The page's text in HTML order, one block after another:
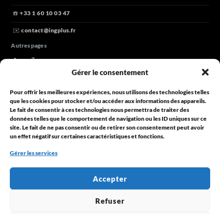
Gérer le consentement
Pour offrir les meilleures expériences, nous utilisons des technologies telles
que les cookies pour stocker et/ou accéder aux informations des appareils.
Le fait de consentir à ces technologies nous permettra de traiter des
données telles que le comportement de navigation ou les ID uniques sur ce
site. Le fait de ne pas consentir ou de retirer son consentement peut avoir
un effet négatif sur certaines caractéristiques et fonctions.
Gérer les services
Accepter
Refuser
☎️+33 1 60 10 03 47
✉️contact@ingplus.fr
Autres pages
Accueil
Parlons de votre projet
Blog
Horaires
de 9h30 à 18h00
Une question ?
© 2025 ING+